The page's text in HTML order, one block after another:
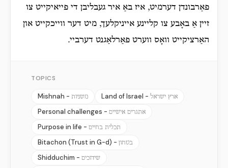
פאַרבונדן דערמיט, איז באַ איר געבליבן די פייאיקייט צו
זיין אַ באָבע צו קליינע אייניקלעך, מיט דער ווייכקייט און
האַרציקייט וואָס ווערט פאַרלאַגנט דערביי.
TOPICS
Mishnah - משניות Land of Israel - ארץ ישראל
Personal challenges - אתגרים אישיים
Purpose in life - תכלית בחיים
Bitachon (Trust in G-d) - בטחון
Shidduchim - שידוכים